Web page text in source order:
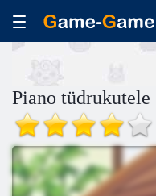
Piano tüdrukutele